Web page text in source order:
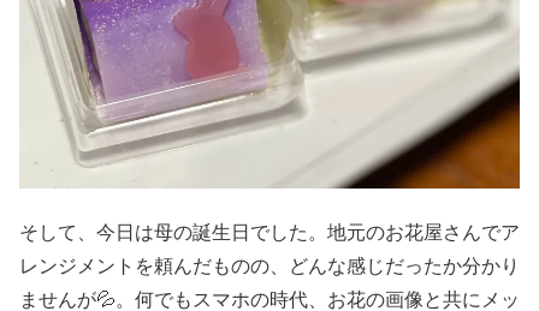
そして、今日は母の誕生日でした。地元のお花屋さんでア
レンジメントを頼んだものの、どんな感じだったか分かり
ませんが💦。何でもスマホの時代、お花の画像と共にメッ